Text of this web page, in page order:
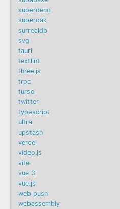
superdeno
superoak
surrealdb
svg
tauri
textlint
three.js
trpc
turso
twitter
typescript
ultra
upstash
vercel
video.js
vite
vue 3
vue.js
web push
webassembly